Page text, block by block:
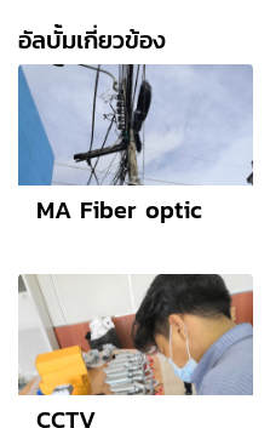
อัลบั้มเกี่ยวข้อง
MA Fiber optic
CCTV